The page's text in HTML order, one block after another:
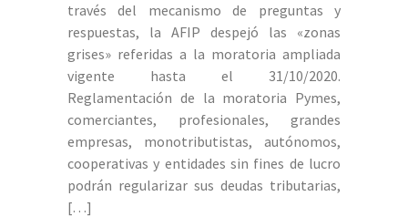
través del mecanismo de preguntas y
respuestas, la AFIP despejó las «zonas
grises» referidas a la moratoria ampliada
vigente hasta el 31/10/2020.
Reglamentación de la moratoria Pymes,
comerciantes, profesionales, grandes
empresas, monotributistas, autónomos,
cooperativas y entidades sin fines de lucro
podrán regularizar sus deudas tributarias,
[…]